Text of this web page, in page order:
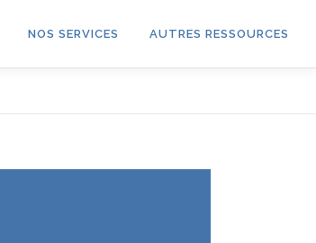
NOS SERVICES AUTRES RESSOURCES